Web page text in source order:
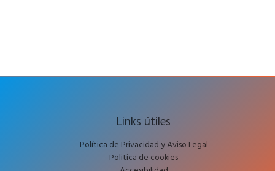
Links útiles
Política de Privacidad y Aviso Legal
Politica de cookies